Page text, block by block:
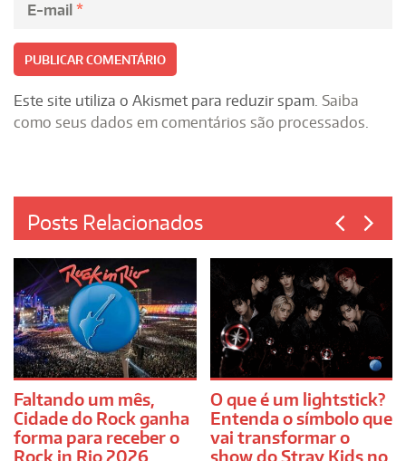
E-mail *
Este site utiliza o Akismet para reduzir spam. Saiba
como seus dados em comentários são processados.
Posts Relacionados
Faltando um mês,
Cidade do Rock ganha
forma para receber o
Rock in Rio 2026
O que é um lightstick?
Entenda o símbolo que
vai transformar o
show do Stray Kids no